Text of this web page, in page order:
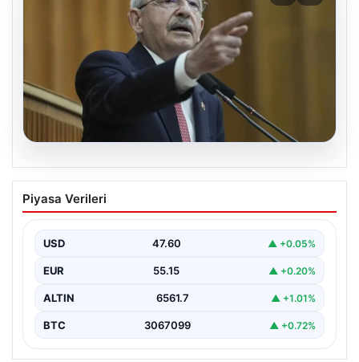
05.08.2026
Kılıçdaroğlu: Hesap sormaktan ve
vermekten çekinmeyiz
başlangıcını ilan eden Cumhuriyet Halk Partisi (CHP)
Genel…
Piyasa Verileri
USD 47.60 ▲ +0.05%
EUR 55.15 ▲ +0.20%
ALTIN 6561.7 ▲ +1.01%
BTC 3067099 ▲ +0.72%